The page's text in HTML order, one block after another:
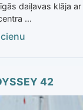
daiļavas klāja
...
42